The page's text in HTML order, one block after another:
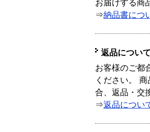
お届けする商
⇒納品書につ
返品について
お客様のご都
ください。
合、返品・交
⇒返品につい